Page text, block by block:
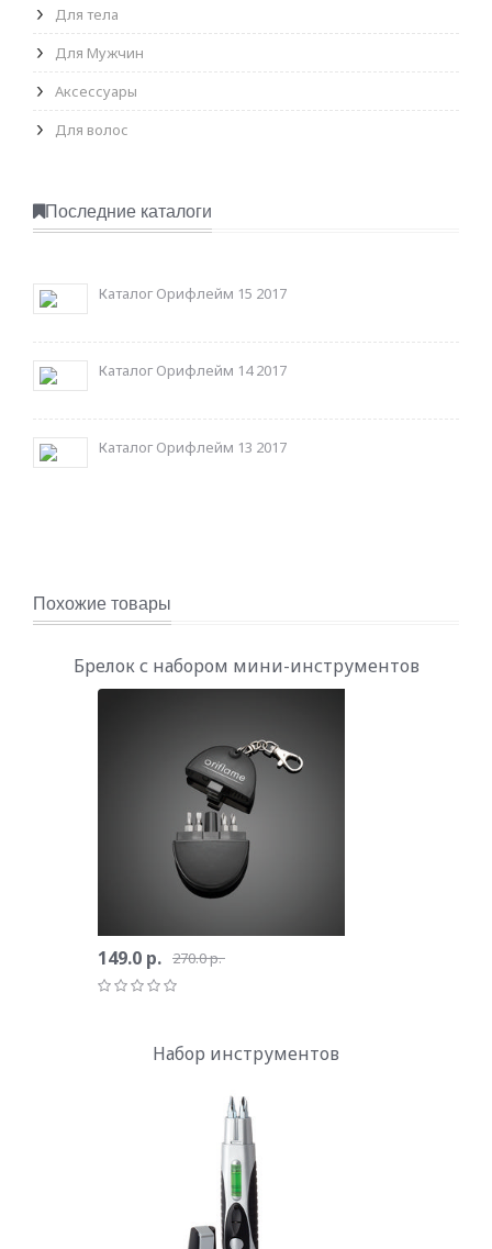
Для тела
Для Мужчин
Аксессуары
Для волос
Последние каталоги
Каталог Орифлейм 15 2017
Каталог Орифлейм 14 2017
Каталог Орифлейм 13 2017
Похожие товары
Брелок с набором мини-инструментов
149.0 р. 270.0 р.
Набор инструментов